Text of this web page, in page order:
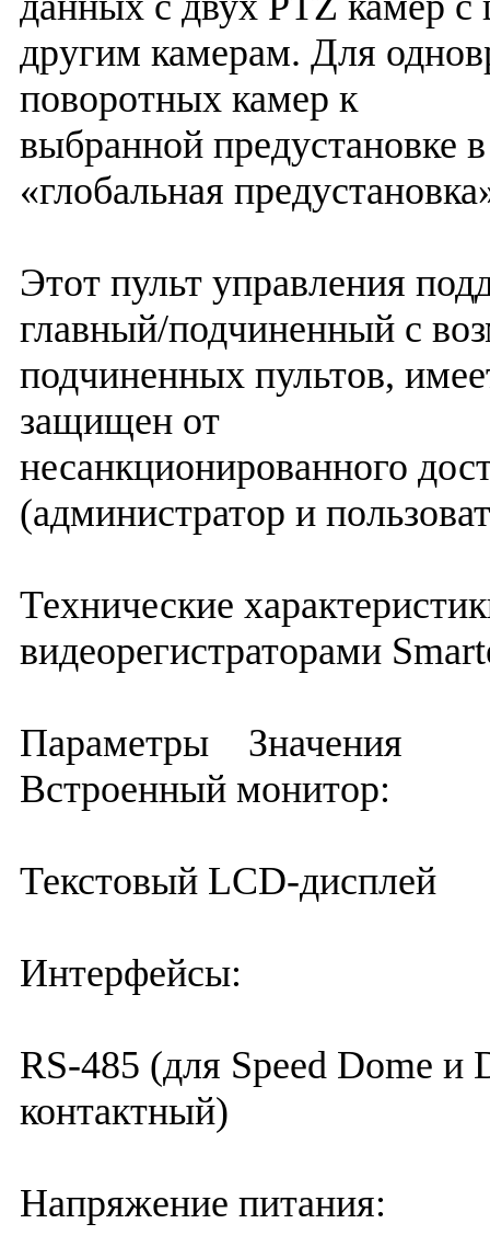
другим камерам. Для
поворотных камер к
выбранной предустановке
«глобальная
Этот пульт управления
главный/подчиненный с
подчиненных пультов,
защищен от
несанкционированного
(администратор и
Технические
видеорегистраторами
Параметры Значения
Встроенный монитор:
Текстовый LCD-дисплей
Интерфейсы:
RS-485 (для Speed Dome и
контактный)
Напряжение питания: